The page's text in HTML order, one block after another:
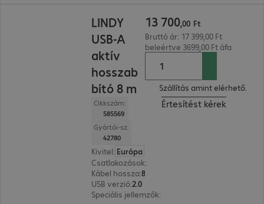
LINDY
USB-A
aktív
hosszab
bító 8 m
Cikkszám:
585569
Gyártói-sz.
42780
Kivitel: Európa
Csatlakozások:
Kábel hossza:
USB verzió:2.0
Speciális jellemzők:
13 700,00 Ft
Bruttó ár: 17 399,00 Ft
beleértve 3699,00 Ft áfa
Szállítás amint elérhető.
Értesítést kérek